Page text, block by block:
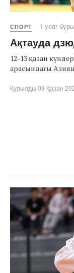
СПОРТ 1 year
Ақтауда
12-13 қазан
арасындағы
Құрылды 03 Қазан